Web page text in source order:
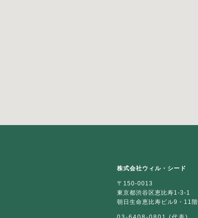
株式会社ウィル・シード
〒150-0013
東京都渋谷区恵比寿1-3-1
朝日生命恵比寿ビル9・11階